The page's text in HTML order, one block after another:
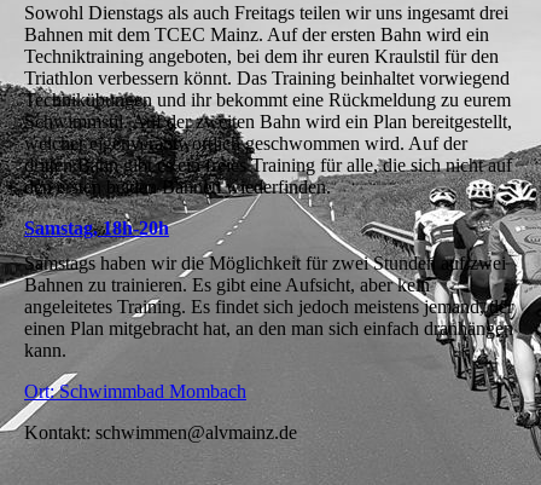
Sowohl Dienstags als auch Freitags teilen wir uns ingesamt drei
Bahnen mit dem TCEC Mainz. Auf der ersten Bahn wird ein
Techniktraining angeboten, bei dem ihr euren Kraulstil für den
Triathlon verbessern könnt. Das Training beinhaltet vorwiegend
Technikübungen und ihr bekommt eine Rückmeldung zu eurem
Schwimmstil. Auf der zweiten Bahn wird ein Plan bereitgestellt,
welcher eigenverantwortlich geschwommen wird. Auf der
dritten Bahn gibt es ein freies Training für alle, die sich nicht auf
den ersten beiden Bahnen wiederfinden.
Samstag, 18h-20h
Samstags haben wir die Möglichkeit für zwei Stunden auf zwei
Bahnen zu trainieren. Es gibt eine Aufsicht, aber kein
angeleitetes Training. Es findet sich jedoch meistens jemand, der
einen Plan mitgebracht hat, an den man sich einfach dranhängen
kann.
Ort: Schwimmbad Mombach
Kontakt: schwimmen@alvmainz.de